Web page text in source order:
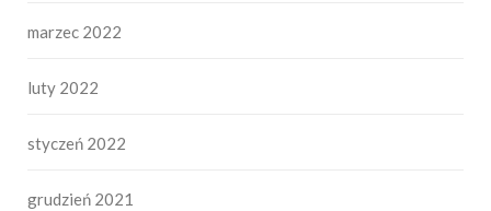
marzec 2022
luty 2022
styczeń 2022
grudzień 2021